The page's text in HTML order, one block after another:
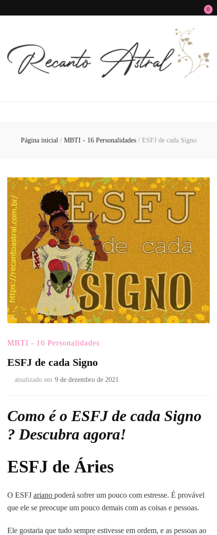
0
Página inicial / MBTI - 16 Personalidades / ESFJ de cada Signo
MBTI - 16 Personalidades
ESFJ de cada Signo
atualizado em 9 de dezembro de 2021
Como é o ESFJ de cada Signo
? Descubra agora!
ESFJ de Áries
O ESFJ ariano poderá sofrer um pouco com estresse. É provável
que ele se preocupe um pouco demais com as coisas e pessoas.
Ele gostaria que tudo sempre estivesse em ordem, e as pessoas ao